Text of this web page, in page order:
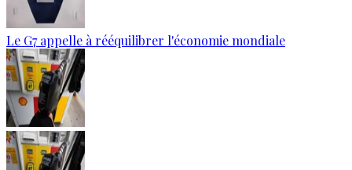
Le G7 appelle à rééquilibrer l'économie mondiale